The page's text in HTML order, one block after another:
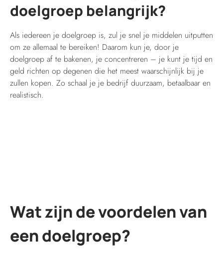
doelgroep belangrijk?
Als iedereen je doelgroep is, zul je snel je middelen uitputten
om ze allemaal te bereiken! Daarom kun je, door je
doelgroep af te bakenen, je concentreren – je kunt je tijd en
geld richten op degenen die het meest waarschijnlijk bij je
zullen kopen. Zo schaal je je bedrijf duurzaam, betaalbaar en
realistisch.
Wat zijn de voordelen van
een doelgroep?